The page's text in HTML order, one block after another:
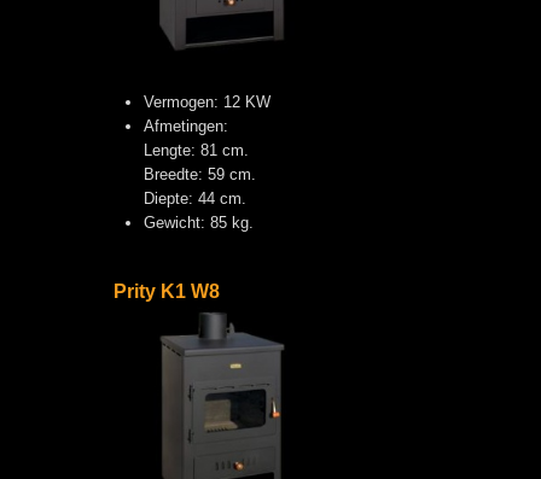
Vermogen: 12 KW
Afmetingen:
Lengte: 81 cm.
Breedte: 59 cm.
Diepte: 44 cm.
Gewicht: 85 kg.
Prity K1 W8